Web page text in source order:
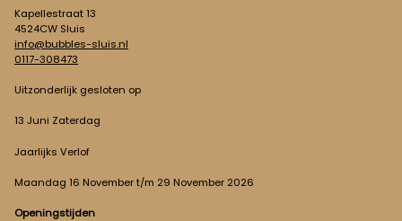
Kapellestraat 13
4524CW Sluis
info@bubbles-sluis.nl
0117-308473
Uitzonderlijk gesloten op
13 Juni Zaterdag
Jaarlijks Verlof
Maandag 16 November t/m 29 November 2026
Openingstijden